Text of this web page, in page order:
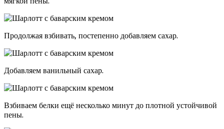
Продолжая взбивать, постепенно добавляем сахар.
Добавляем ванильный сахар.
Взбиваем белки ещё несколько минут до плотной устойчивой
пены.